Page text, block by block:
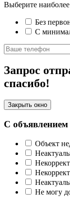
Выберите
Без
С
Запрос
спасибо!
Закрыть окно
С объявлением
Объект
Не могу